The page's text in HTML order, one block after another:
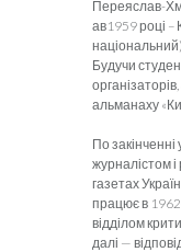
Переяслав-
ав1959 році –
Будучи
альманаху
По
журналістом
газетах
працює в
відділом
далі —